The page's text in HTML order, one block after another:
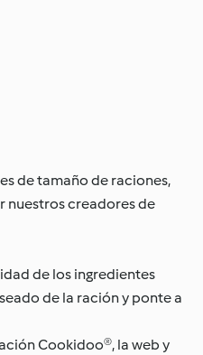
de tamaño de raciones,
nuestros creadores de
de los ingredientes
de la ración y ponte a
Cookidoo®, la web y